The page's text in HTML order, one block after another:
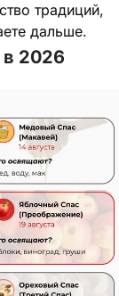
традиций,
дальше.
2026